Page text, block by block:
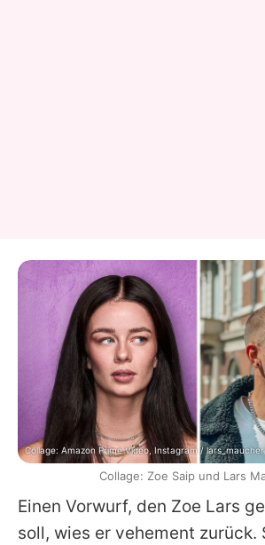
Einen Vorwurf, den Zoe Lars
soll, wies er vehement zurück.
Collage: Amazon Prime Video, Instagram / lars_maucher
Collage: Zoe Saip und Lars